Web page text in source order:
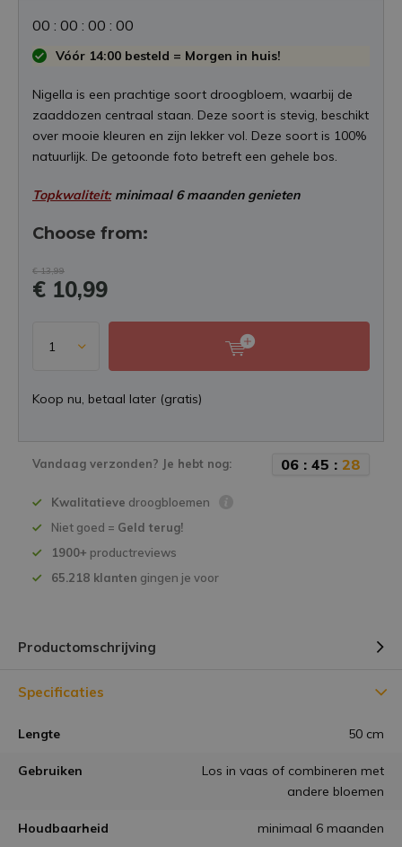
00 : 00 : 00 : 00
Vóór 14:00 besteld = Morgen in huis!
Nigella is een prachtige soort droogbloem, waarbij de
zaaddozen centraal staan. Deze soort is stevig, beschikt
over mooie kleuren en zijn lekker vol. Deze soort is 100%
natuurlijk. De getoonde foto betreft een gehele bos.
Topkwaliteit:minimaal 6 maanden genieten
Choose from:
€ 13,99
€ 10,99
Koop nu, betaal later (gratis)
Vandaag verzonden? Je hebt nog: 06 :45 :27
Kwalitatieve droogbloemen
Niet goed = Geld terug!
1900+ productreviews
65.218 klanten gingen je voor
Productomschrijving
Specificaties
Lengte 50 cm
Gebruiken
Los in vaas of combineren met
andere bloemen
Houdbaarheid minimaal 6 maanden